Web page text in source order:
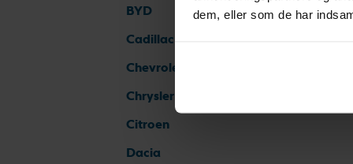
dem, eller som de har
BYD
Cadillac
Chevrolet
Chrysler
Citroen
Dacia